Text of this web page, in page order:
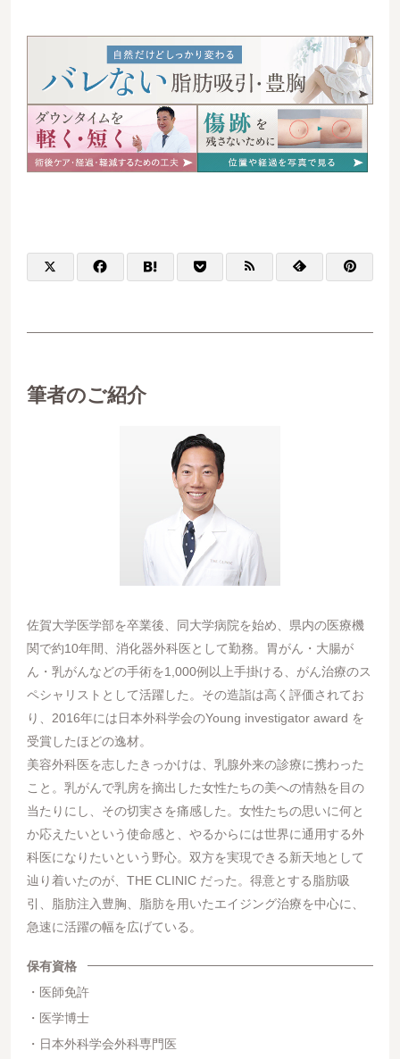
筆者のご紹介
佐賀大学医学部を卒業後、同大学病院を始め、県内の医療機
関で約10年間、消化器外科医として勤務。胃がん・大腸が
ん・乳がんなどの手術を1,000例以上手掛ける、がん治療のス
ペシャリストとして活躍した。その造詣は高く評価されてお
り、2016年には日本外科学会のYoung investigator award を
受賞したほどの逸材。
美容外科医を志したきっかけは、乳腺外来の診療に携わった
こと。乳がんで乳房を摘出した女性たちの美への情熱を目の
当たりにし、その切実さを痛感した。女性たちの思いに何と
か応えたいという使命感と、やるからには世界に通用する外
科医になりたいという野心。双方を実現できる新天地として
辿り着いたのが、THE CLINIC だった。得意とする脂肪吸
引、脂肪注入豊胸、脂肪を用いたエイジング治療を中心に、
急速に活躍の幅を広げている。
保有資格
医師免許
医学博士
日本外科学会外科専門医